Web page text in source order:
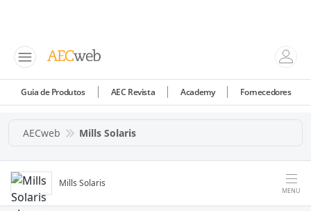
Guia de Produtos AEC Revista Academy Fornecedores
AECweb Mills Solaris
Mills Solaris
MENU